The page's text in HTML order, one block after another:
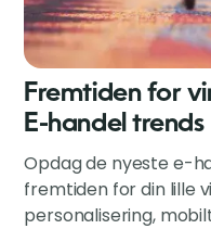
Fremtiden for
E-handel trends
Opdag de nyeste e-
fremtiden for din lille
personalisering,